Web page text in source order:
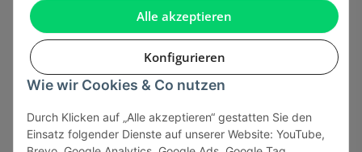
Alle akzeptieren
Konfigurieren
Wie wir Cookies & Co nutzen
Durch Klicken auf „Alle akzeptieren“ gestatten Sie den
Einsatz folgender Dienste auf unserer Website: YouTube,
Gesetzliche Informationen
Sicher bezahlen via: